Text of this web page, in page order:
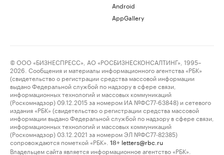
Android
AppGallery
© ООО «БИЗНЕСПРЕСС», АО «РОСБИЗНЕСКОНСАЛТИНГ», 1995–
2026. Сообщения и материалы информационного агентства «РБК»
(свидетельство о регистрации средства массовой информации
выдано Федеральной службой по надзору в сфере связи,
информационных технологий и массовых коммуникаций
(Роскомнадзор) 09.12.2015 за номером ИА №ФС77-63848) и сетевого
издания «РБК» (свидетельство о регистрации средства массовой
информации выдано Федеральной службой по надзору в сфере связи,
информационных технологий и массовых коммуникаций
(Роскомнадзор) 03.12.2021 за номером ЭЛ №ФС77-82385)
сопровождаются пометкой «РБК».
18+ letters@rbc.ru
Владельцем сайта является информационное агентство «РБК».